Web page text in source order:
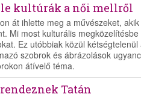
kultúrák a női mellről
át ihlette meg a művészeket,
Mi most kulturális
Ez utóbbiak közül
szobrok és ábrázolások
átívelő téma.
Tatán